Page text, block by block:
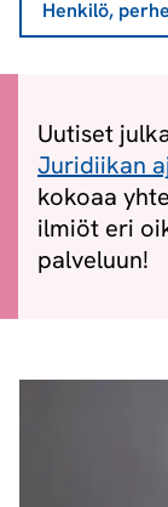
Henkilö,
Uutiset
Juridiikan
kokoaa
ilmiöt eri
palveluun!